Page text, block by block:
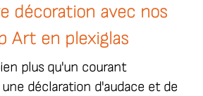
décoration avec nos
Art en plexiglas
plus qu'un courant
déclaration d'audace et de